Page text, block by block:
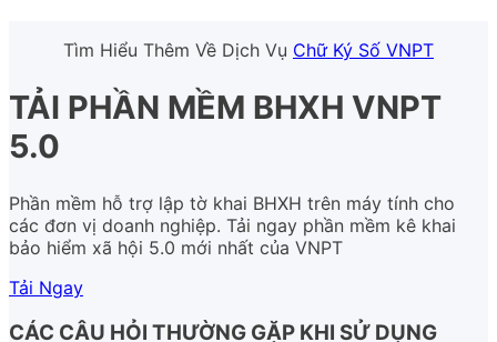
Tìm Hiểu Thêm Về Dịch Vụ Chữ Ký Số VNPT
TẢI PHẦN MỀM BHXH VNPT
5.0
Phần mềm hỗ trợ lập tờ khai BHXH trên máy tính cho
các đơn vị doanh nghiệp. Tải ngay phần mềm kê khai
bảo hiểm xã hội 5.0 mới nhất của VNPT
Tải Ngay
CÁC CÂU HỎI THƯỜNG GẶP KHI SỬ DỤNG